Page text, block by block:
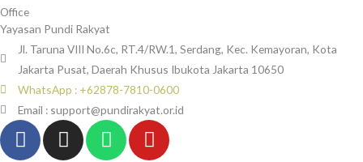
Office
Yayasan Pundi Rakyat
Jl. Taruna VIII No.6c, RT.4/RW.1, Serdang, Kec. Kemayoran, Kota
Jakarta Pusat, Daerah Khusus Ibukota Jakarta 10650
WhatsApp : +62878-7810-0600
Email : support@pundirakyat.or.id
F
a
I
n
W
h
Y
o